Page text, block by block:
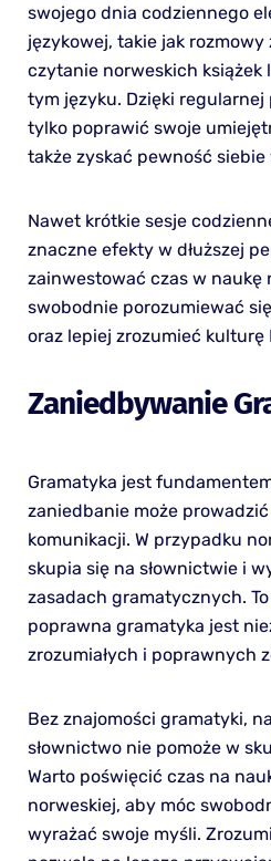
swojego dnia codziennego
językowej, takie jak
czytanie norweskich książek
tym języku. Dzięki
tylko poprawić swoje
także zyskać pewność
Nawet krótkie sesje
znaczne efekty w dłuższej
zainwestować czas w naukę
swobodnie porozumiewać
oraz lepiej zrozumieć kulturę
Zaniedbywanie
Gramatyka jest
zaniedbanie może
komunikacji. W przypadku
skupia się na słownictwie i
zasadach gramatycznych.
poprawna gramatyka jest
zrozumiałych i poprawnych
Bez znajomości gramatyki,
słownictwo nie pomoże w
Warto poświęcić czas na
norweskiej, aby móc
wyrażać swoje myśli.